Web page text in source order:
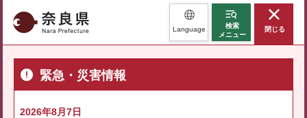
奈良県 Language
検索
メニュー
閉じる
緊急・災害情報
2026年8月7日